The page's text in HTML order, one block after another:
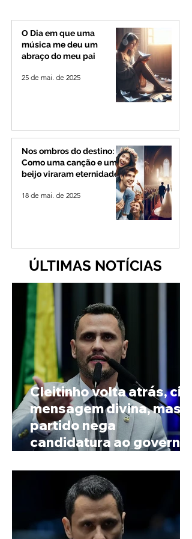
permanecerá no
Senado
O Dia em que uma
música me deu um
abraço do meu pai
25 de mai. de 2025
Nos ombros do destino:
Como uma canção e um
beijo viraram eternidade
18 de mai. de 2025
ÚLTIMAS NOTÍCIAS
Cleitinho volta atrás, cita
mensagem divina, mas
partido nega
candidatura ao governo